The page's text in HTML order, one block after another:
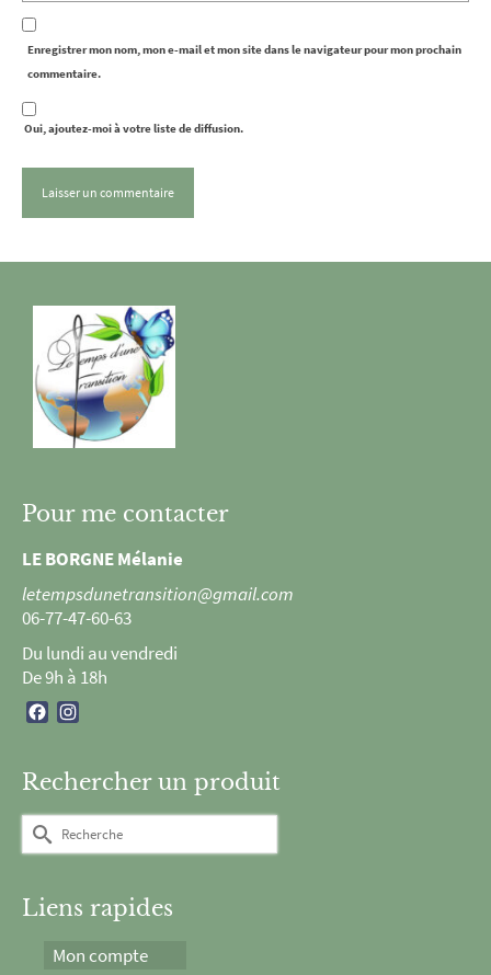
Enregistrer mon nom, mon e-mail et mon site dans le navigateur pour mon prochain
commentaire.
Oui, ajoutez-moi à votre liste de diffusion.
Pour me contacter
LE BORGNE Mélanie
letempsdunetransition@gmail.com
06-77-47-60-63
Du lundi au vendredi
De 9h à 18h
Facebook
Rechercher un produit
Rechercher :
Liens rapides
Mon compte